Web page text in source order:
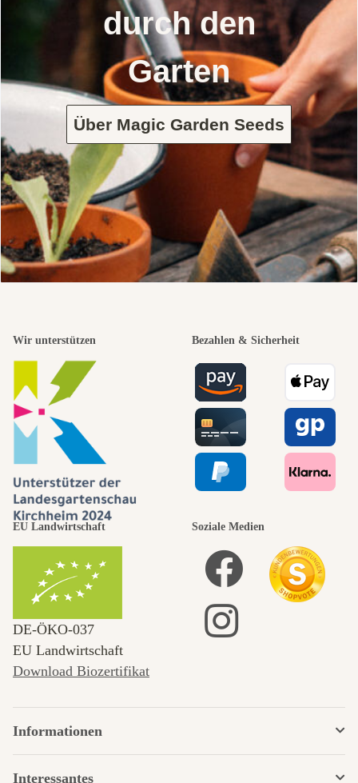
durch den
Garten
Über Magic Garden Seeds
Wir unterstützen Bezahlen & Sicherheit
EU Landwirtschaft
DE‑ÖKO‑037
EU Landwirtschaft
Download Biozertifikat
Soziale Medien
Informationen
Interessantes